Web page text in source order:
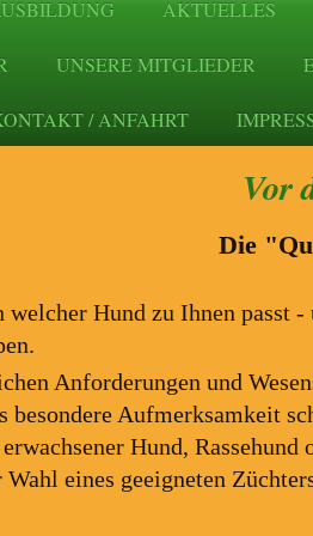
AKTUELLES
UNSERE MITGLIEDER
/ ANFAHRT
Die
welcher Hund zu Ihnen passt
Anforderungen und
besondere Aufmerksamkeit
Hund,
eines geeigneten